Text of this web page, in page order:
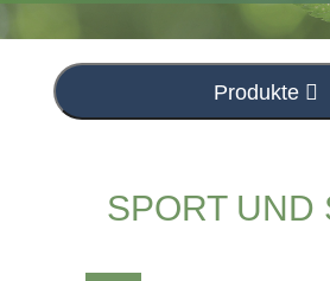
Produkte
SPORT UND